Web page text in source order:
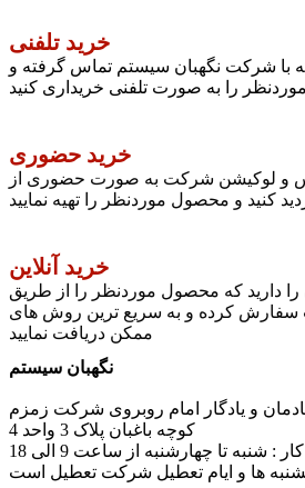
خرید تلفنی
که با شرکت نگهبان سیستم تماس گرفته و
را به صورت تلفنی خریداری کنید
خرید حضوری
و لوکیشن شرکت به صورت حضوری از
کنید و محصول موردنظر را تهیه نمایید
خرید آنلاین
دارید که محصول موردنظر را از طریق
سفارش کرده و به سریع ترین روش های
ممکن دریافت نمایید
نگهبان سیستم
و یادگار امام روبروی شرکت زمزم
کوچه باغبان پلاک 3 واحد 4